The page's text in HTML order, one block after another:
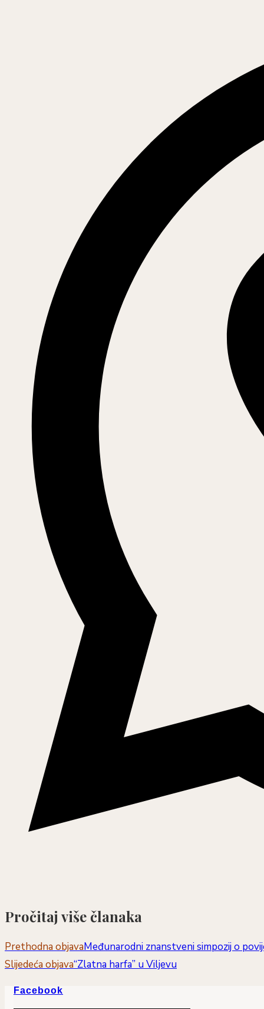
Pročitaj više članaka
Prethodna objavaMeđunarodni znanstveni simpozij o
Slijedeća objava“Zlatna harfa” u Viljevu
Facebook